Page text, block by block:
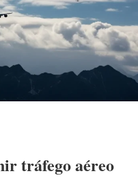
tráfego aéreo